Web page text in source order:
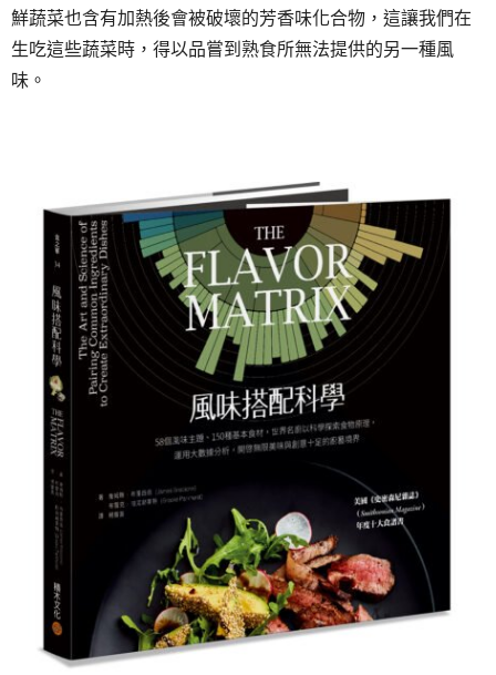
鮮蔬菜也含有加熱後會被破壞的芳香味化合物，這讓我們在
生吃這些蔬菜時，得以品嘗到熟食所無法提供的另一種風
味。